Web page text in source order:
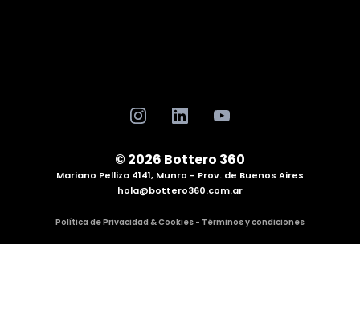
© 2026 Bottero 360
Mariano Pelliza 4141, Munro - Prov. de Buenos Aires
hola@bottero360.com.ar
Política de Privacidad & Cookies - Términos y condiciones